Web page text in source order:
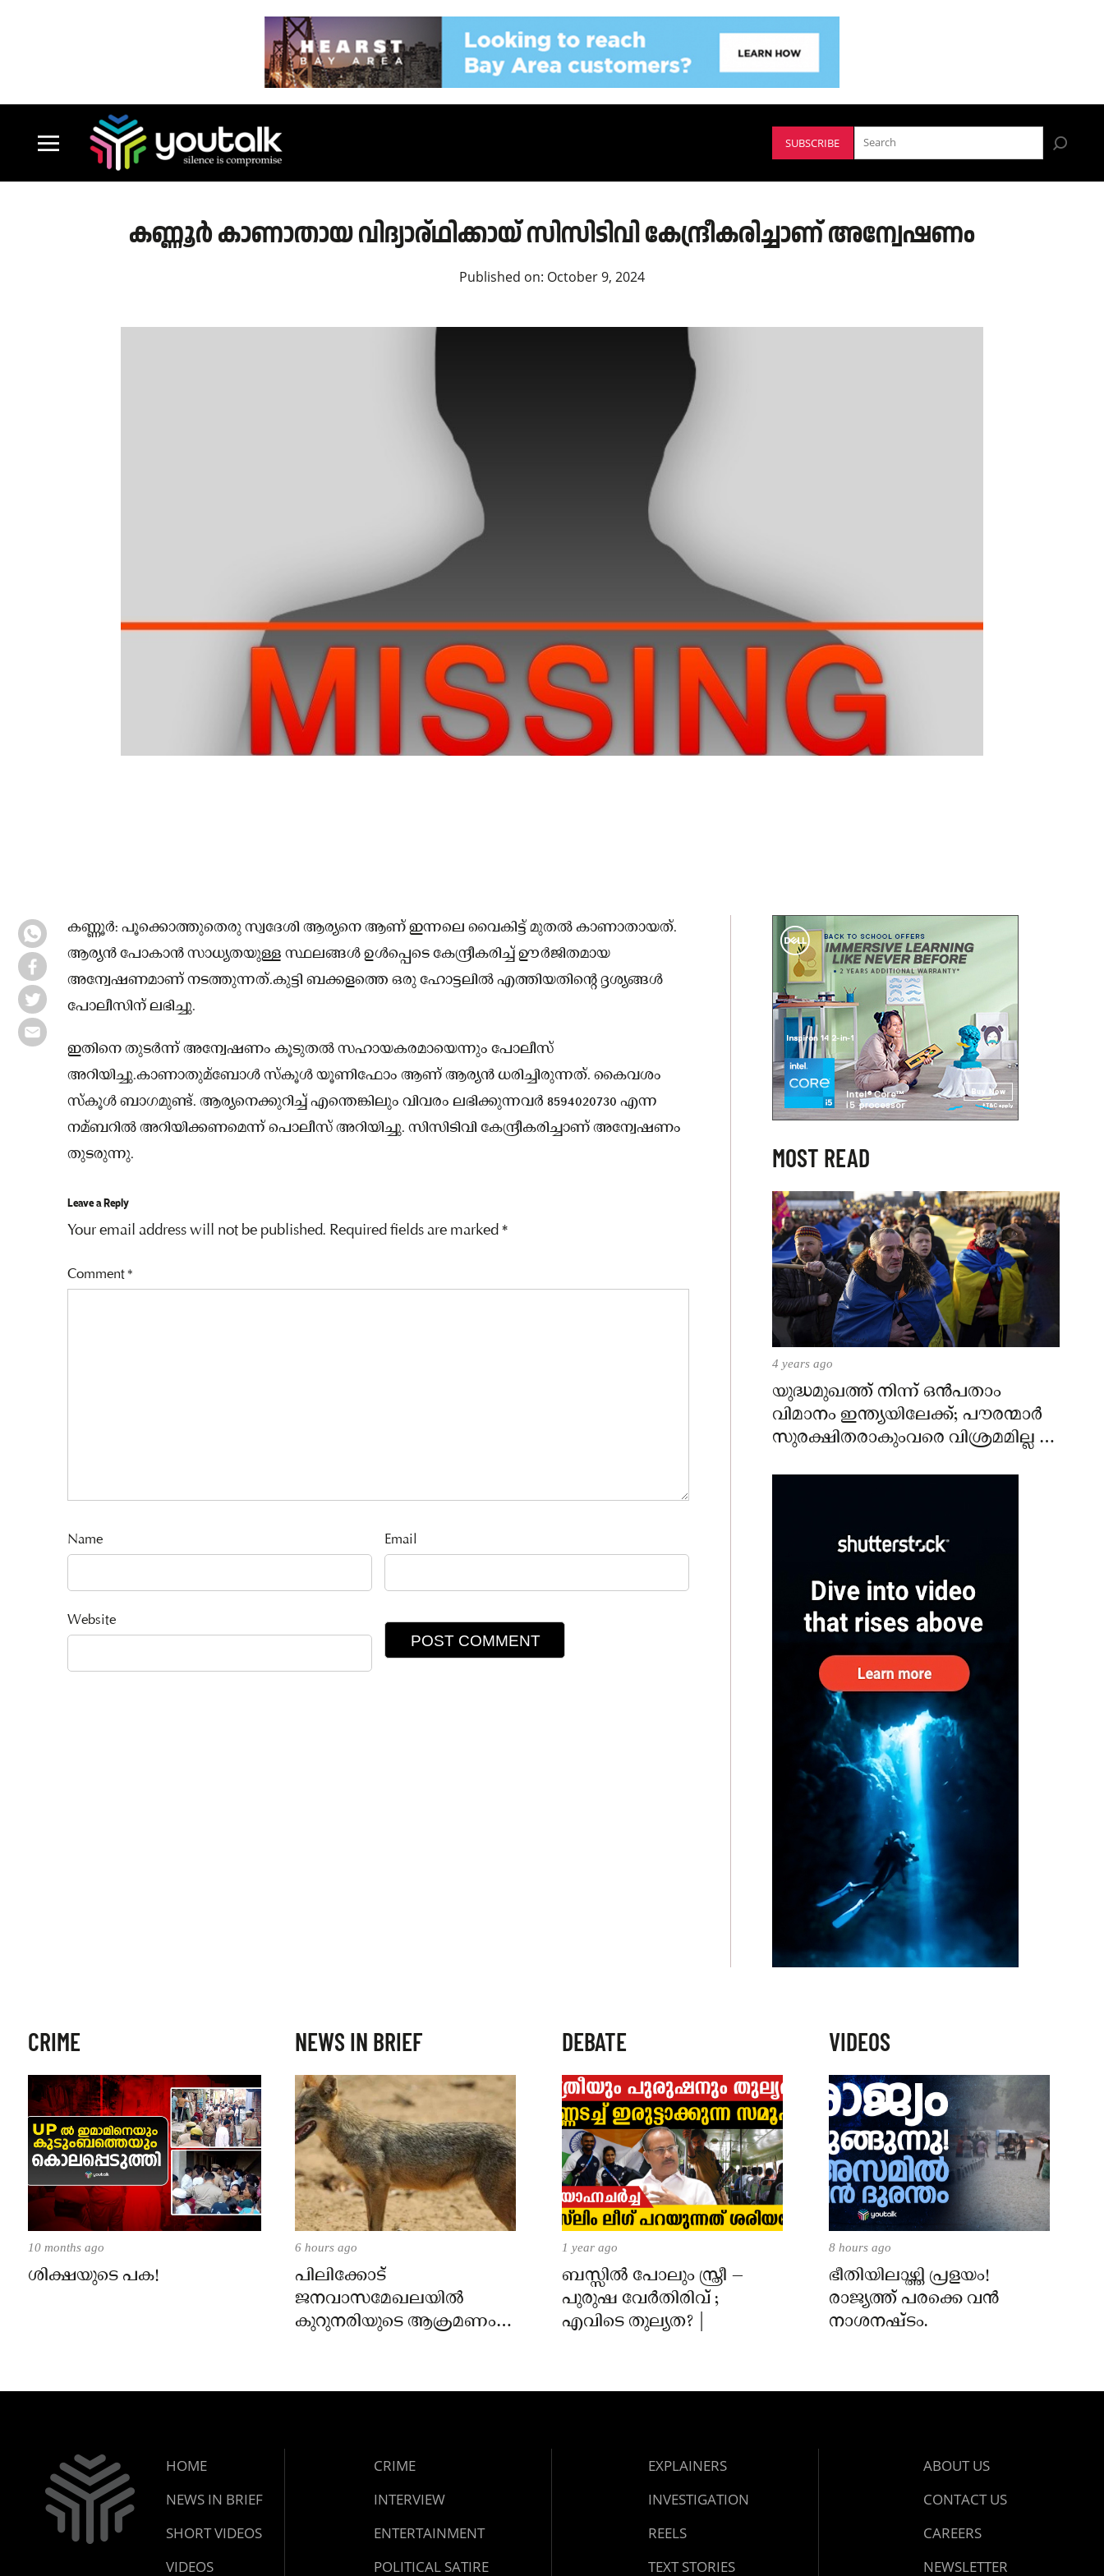
SUBSCRIBE
കണ്ണൂര്‍ കാണാതായ വിദ്യാര്ഥിക്കായ് സിസിടിവി കേന്ദ്രീകരിച്ചാണ് അന്വേഷണം
Published on: October 9, 2024
കണ്ണൂര്‍: പൂക്കൊത്തുതെരു സ്വദേശി ആര്യനെ ആണ് ഇന്നലെ വൈകിട്ട് മുതല്‍ കാണാതായത്.
ആര്യന്‍ പോകാന്‍ സാധ്യതയുള്ള സ്ഥലങ്ങള്‍ ഉള്‍പ്പെടെ കേന്ദ്രീകരിച്ച്‌ ഊര്‍ജിതമായ
അന്വേഷണമാണ് നടത്തുന്നത്.കുട്ടി ബക്കളത്തെ ഒരു ഹോട്ടലില്‍ എത്തിയതിന്റെ ദൃശ്യങ്ങള്‍
പോലീസിന് ലഭിച്ചു.
ഇതിനെ തുടർന്ന് അന്വേഷണം കൂടുതൽ സഹായകരമായെന്നും പോലീസ്
അറിയിച്ചു.കാണാതുമ്ബോള്‍ സ്‌കൂള്‍ യൂണിഫോം ആണ് ആര്യന്‍ ധരിച്ചിരുന്നത്. കൈവശം
സ്‌കൂള്‍ ബാഗമുണ്ട്. ആര്യനെക്കുറിച്ച്‌ എന്തെങ്കിലും വിവരം ലഭിക്കുന്നവര്‍ 8594020730 എന്ന
നമ്ബറില്‍ അറിയിക്കണമെന്ന് പൊലീസ് അറിയിച്ചു. സിസിടിവി കേന്ദ്രീകരിച്ചാണ് അന്വേഷണം
തുടരുന്നു.
Leave a Reply
Your email address will not be published. Required fields are marked*
Comment*
Name Email
Website
MOST READ
4 years ago
യുദ്ധമുഖത്ത് നിന്ന് ഒൻപതാം
വിമാനം ഇന്ത്യയിലേക്ക്; പൗരന്മാർ
സുരക്ഷിതരാകുംവരെ വിശ്രമമില്ല –
CRIME
10 months ago
ശിക്ഷയുടെ പക!
NEWS IN BRIEF
6 hours ago
പിലിക്കോട്
ജനവാസമേഖലയിൽ
കുറുനരിയുടെ ആക്രമണം;
പഞ്ചായത്ത്
DEBATE
1 year ago
ബസ്സിൽ പോലും സ്ത്രീ –
പുരുഷ വേർതിരിവ് ;
എവിടെ തുല്യത? |
VIDEOS
8 hours ago
ഭീതിയിലാഴ്ത്തി പ്രളയം!
രാജ്യത്ത് പരക്കെ വൻ
നാശനഷ്ടം.
HOME
NEWS IN BRIEF
SHORT VIDEOS
VIDEOS
CRIME
INTERVIEW
ENTERTAINMENT
POLITICAL SATIRE
EXPLAINERS
INVESTIGATION
REELS
TEXT STORIES
ABOUT US
CONTACT US
CAREERS
NEWSLETTER